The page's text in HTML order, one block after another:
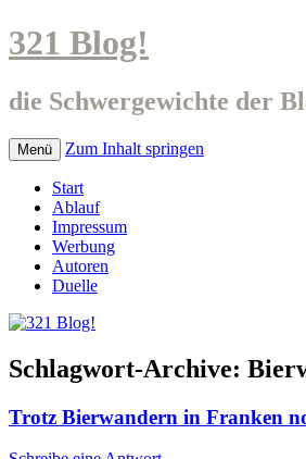
321 Blog!
die Schwergewichte der
Menü Zum Inhalt springen
Start
Ablauf
Impressum
Werbung
Autoren
Duelle
Schlagwort-Archive:
Trotz Bierwandern in Franken